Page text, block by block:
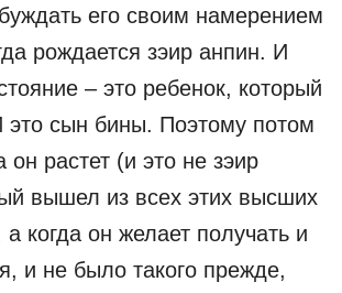
его своим намерением
рождается зэир анпин. И
– это ребенок, который
это сын бины. Поэтому потом
он растет (и это не зэир
вышел из всех этих высших
а когда он желает получать и
и не было такого прежде,